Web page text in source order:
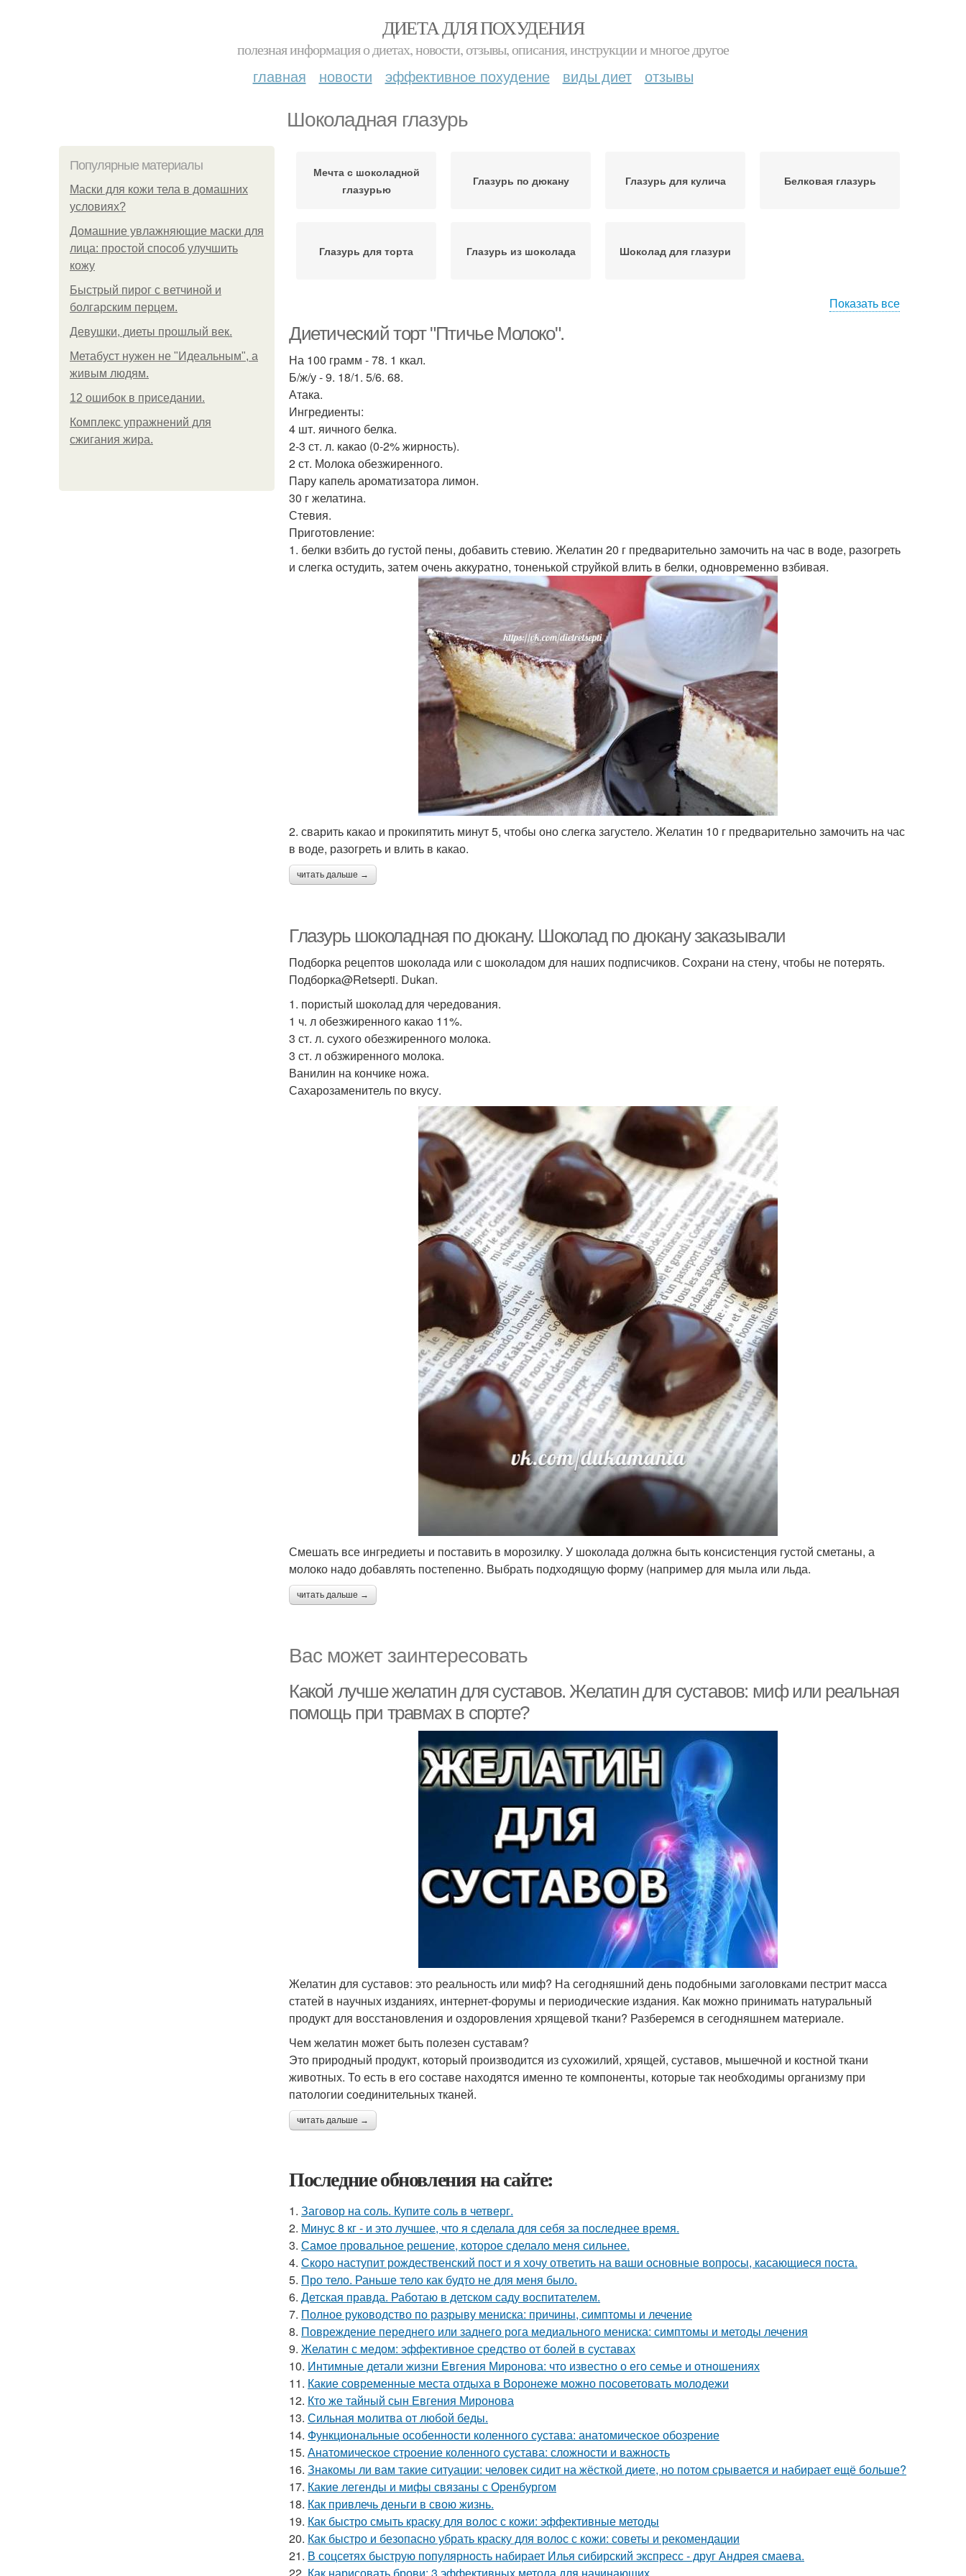
ДИЕТА ДЛЯ ПОХУДЕНИЯ
полезная информация о диетах, новости, отзывы, описания, инструкции и многое другое
главная новости эффективное похудение виды диет отзывы
Шоколадная глазурь
Популярные материалы
Маски для кожи тела в домашних
условиях?
Домашние увлажняющие маски для
лица: простой способ улучшить
кожу
Быстрый пирог с ветчиной и
болгарским перцем.
Девушки, диеты прошлый век.
Метабуст нужен не "Идеальным", а
живым людям.
12 ошибок в приседании.
Комплекс упражнений для
сжигания жира.
Мечта с шоколадной
глазурью
Глазурь по дюкану Глазурь для кулича Белковая глазурь
Глазурь для торта Глазурь из шоколада Шоколад для глазури
Показать все
Диетический торт "Птичье Молоко".
На 100 грамм - 78. 1 ккал.
Б/ж/у - 9. 18/1. 5/6. 68.
Атака.
Ингредиенты:
4 шт. яичного белка.
2-3 ст. л. какао (0-2% жирность).
2 ст. Молока обезжиренного.
Пару капель ароматизатора лимон.
30 г желатина.
Стевия.
Приготовление:
1. белки взбить до густой пены, добавить стевию. Желатин 20 г предварительно замочить на час в воде, разогреть
и слегка остудить, затем очень аккуратно, тоненькой струйкой влить в белки, одновременно взбивая.
2. сварить какао и прокипятить минут 5, чтобы оно слегка загустело. Желатин 10 г предварительно замочить на час
в воде, разогреть и влить в какао.
читать дальше →
Глазурь шоколадная по дюкану. Шоколад по дюкану заказывали
Подборка рецептов шоколада или с шоколадом для наших подписчиков. Сохрани на стену, чтобы не потерять.
Подборка@Retsepti. Dukan.
1. пористый шоколад для чередования.
1 ч. л обезжиренного какао 11%.
3 ст. л. сухого обезжиренного молока.
3 ст. л обзжиренного молока.
Ванилин на кончике ножа.
Сахарозаменитель по вкусу.
Смешать все ингредиеты и поставить в морозилку. У шоколада должна быть консистенция густой сметаны, а
молоко надо добавлять постепенно. Выбрать подходящую форму (например для мыла или льда.
читать дальше →
Вас может заинтересовать
Какой лучше желатин для суставов. Желатин для суставов: миф или реальная
помощь при травмах в спорте?
Желатин для суставов: это реальность или миф? На сегодняшний день подобными заголовками пестрит масса
статей в научных изданиях, интернет-форумы и периодические издания. Как можно принимать натуральный
продукт для восстановления и оздоровления хрящевой ткани? Разберемся в сегодняшнем материале.
Чем желатин может быть полезен суставам?
Это природный продукт, который производится из сухожилий, хрящей, суставов, мышечной и костной ткани
животных. То есть в его составе находятся именно те компоненты, которые так необходимы организму при
патологии соединительных тканей.
читать дальше →
Последние обновления на сайте:
1. Заговор на соль. Купите соль в четверг.
2. Минус 8 кг - и это лучшее, что я сделала для себя за последнее время.
3. Самое провальное решение, которое сделало меня сильнее.
4. Скоро наступит рождественский пост и я хочу ответить на ваши основные вопросы, касающиеся поста.
5. Про тело. Раньше тело как будто не для меня было.
6. Детская правда. Работаю в детском саду воспитателем.
7. Полное руководство по разрыву мениска: причины, симптомы и лечение
8. Повреждение переднего или заднего рога медиального мениска: симптомы и методы лечения
9. Желатин с медом: эффективное средство от болей в суставах
10. Интимные детали жизни Евгения Миронова: что известно о его семье и отношениях
11. Какие современные места отдыха в Воронеже можно посоветовать молодежи
12. Кто же тайный сын Евгения Миронова
13. Сильная молитва от любой беды.
14. Функциональные особенности коленного сустава: анатомическое обозрение
15. Анатомическое строение коленного сустава: сложности и важность
16. Знакомы ли вам такие ситуации: человек сидит на жёсткой диете, но потом срывается и набирает ещё больше?
17. Какие легенды и мифы связаны с Оренбургом
18. Как привлечь деньги в свою жизнь.
19. Как быстро смыть краску для волос с кожи: эффективные методы
20. Как быстро и безопасно убрать краску для волос с кожи: советы и рекомендации
21. В соцсетях быструю популярность набирает Илья сибирский экспресс - друг Андрея смаева.